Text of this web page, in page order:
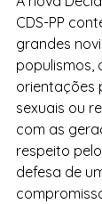
CDS-PP
grandes
populismos,
orientações
sexuais ou
com as
respeito
defesa de